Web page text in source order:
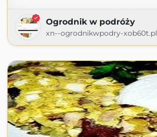
Ogrodnik w podróży
xn--ogrodnikwpodry-xob60t.pl